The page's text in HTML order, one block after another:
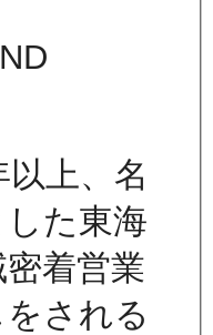
上、名
た東海
着営業
される